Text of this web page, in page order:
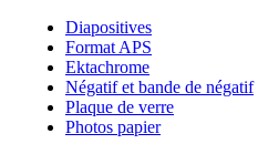
Diapositives
Format APS
Ektachrome
Négatif et bande de négatif
Plaque de verre
Photos papier